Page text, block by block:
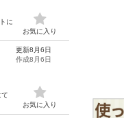
に
お気に入り
更新8月6日
作成8月6日
お気に入り